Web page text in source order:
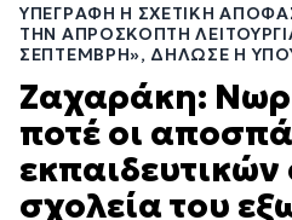
ΥΠΕΓΡΆΦΗ Η ΣΧΕΤΙΚΉ
ΤΗΝ ΑΠΡΌΣΚΟΠΤΗ
ΣΕΠΤΈΜΒΡΗ», ΔΉΛΩΣΕ Η
Ζαχαράκη:
ποτέ οι
σχολεία του